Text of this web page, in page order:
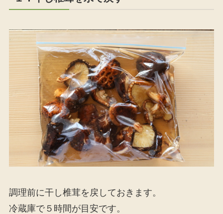
調理前に干し椎茸を戻しておきます。
冷蔵庫で５時間が目安です。